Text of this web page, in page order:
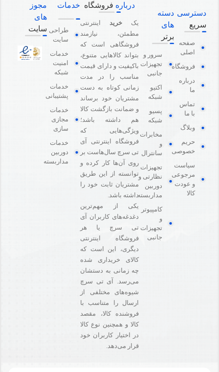
دسترسی
سریع
صفحه
اصلی
فروشگاه
درباره
ما
تماس
با ما
وبلاگ
حریم
خصوصی
سیاست
مرجوعی
و عودت
کالا
دسته
های
برتر
سرور و
تجهیزات
جانبی
اکتیو
شبکه
پسیو
شبکه
مخابرات
و
سانترال
تجهیزات
نظارتی و
دوربین
مداربسته
کامپیوتر
و
تجهیزات
جانبی
درباره فروشگاه
یک خریداینترنتی
مطمئن، نیازمند
فروشگاهی است که
بتواند کالاهایی متنوع،
باکیفیت و دارای قیمت
مناسب را در مدت
زمانی کوتاه به دست
مشتریان خود برساند
و ضمانت بازگشت کالا
هم داشته باشد؛
ویژگی‌هایی که
فروشگاه اینترنتی آی
تی سرچ سال‌هاست بر
روی آن‌ها کار کرده و
توانسته از این طریق
مشتریان ثابت خود را
داشته باشد.
یکی از مهم‌ترین
دغدغه‌های کاربران آی
تی سرچ یا هر
فروشگاه‌ اینترنتی
دیگری، این است که
کالای خریداری شده
چه زمانی به دستشان
می‌رسد. آی تی سرچ
شیوه‌های مختلفی از
ارسال را متناسب با
فروشنده کالا،‌ مقصد
کالا و همچنین نوع کالا
در اختیار کاربران خود
قرار می‌دهد.
خدمات
طراحی
سایت
خدمات
امنیت
شبکه
خدمات
پشتیبانی
خدمات
مجازی
سازی
خدمات
دوربین
مداربسته
مجوز
های
سایت